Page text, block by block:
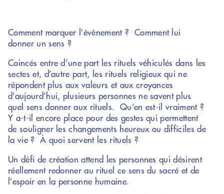
Comment marquer l’évènement ? Comment lui
donner un sens ?
Coincés entre d’une part les rituels véhiculés dans les
sectes et, d’autre part, les rituels religieux qui ne
répondent plus aux valeurs et aux croyances
d’aujourd’hui, plusieurs personnes ne savent plus
quel sens donner aux rituels. Qu’en est-il vraiment ?
Y a-t-il encore place pour des gestes qui permettent
de souligner les changements heureux ou difficiles de
la vie ? À quoi servent les rituels ?
Un défi de création attend les personnes qui désirent
réellement redonner au rituel ce sens du sacré et de
l’espoir en la personne humaine.